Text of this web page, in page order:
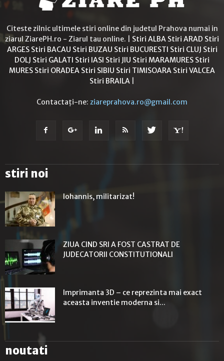
Citeste zilnic ultimele stiri online din judetul Prahova numai in
ziarul ZiarePH.ro - Ziarul tau online. | Stiri ALBA Stiri ARAD Stiri
ARGES Stiri BACAU Stiri BUZAU Stiri BUCURESTI Stiri CLUJ Stiri
DOLJ Stiri GALATI Stiri IASI Stiri JIU Stiri MARAMURES Stiri
MURES Stiri ORADEA Stiri SIBIU Stiri TIMISOARA Stiri VALCEA
Stiri BRAILA
Contactați-ne: ziareprahova.ro@gmail.com
stiri noi
Iohannis, militarizat!
ZIUA CIND SRI A FOST CASTRAT DE
JUDECATORII CONSTITUTIONALI
Imprimanta 3D – ce reprezinta mai exact
aceasta inventie moderna si...
noutati